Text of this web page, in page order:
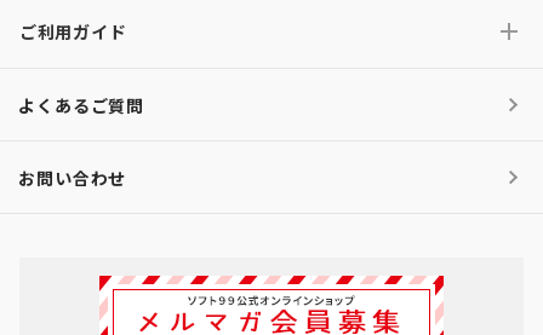
ご利用ガイド
よくあるご質問
お問い合わせ